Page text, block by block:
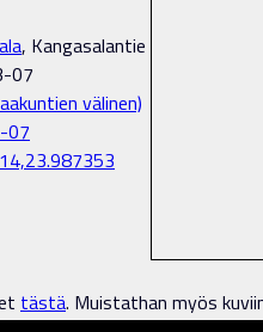
, Kangasalantie
07
välinen)
07
tästä. Muistathan myös